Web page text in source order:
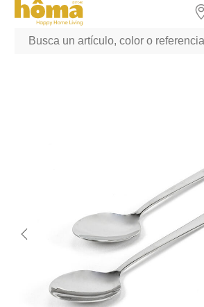
GTM-M23T38WX true